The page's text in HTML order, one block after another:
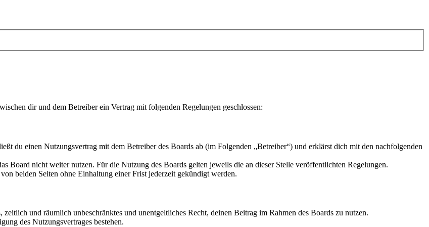
dir und dem Betreiber ein Vertrag mit folgenden Regelungen geschlossen:
du einen Nutzungsvertrag mit dem Betreiber des Boards ab (im Folgenden „Betreiber“) und erklärst dich mit den nachfolgenden
Board nicht weiter nutzen. Für die Nutzung des Boards gelten jeweils die an dieser Stelle veröffentlichten Regelungen.
beiden Seiten ohne Einhaltung einer Frist jederzeit gekündigt werden.
und räumlich unbeschränktes und unentgeltliches Recht, deinen Beitrag im Rahmen des Boards zu nutzen.
des Nutzungsvertrages bestehen.